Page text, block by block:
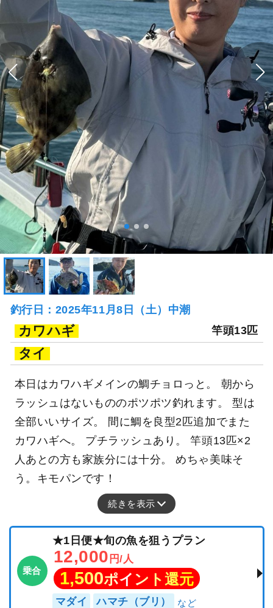
釣行日：2025年11月8日（土）中潮
カワハギ 竿頭13匹
タイ
本日はカワハギメインの鯛チョロっと。 朝から
ラッシュはないもののポツポツ釣れます。 型は
全部いいサイズ。 間に鯛を良型2匹追加でまた
カワハギへ。 プチラッシュあり。 竿頭13匹×2
人あとの方も家族分には十分。 めちゃ美味そ
う。キモパンです！
続きを表示
乗合
★1日便★旬の魚を狙うプラン
12,000 円/人
1,500ポイント還元
マダイ ハマチ（ブリ）